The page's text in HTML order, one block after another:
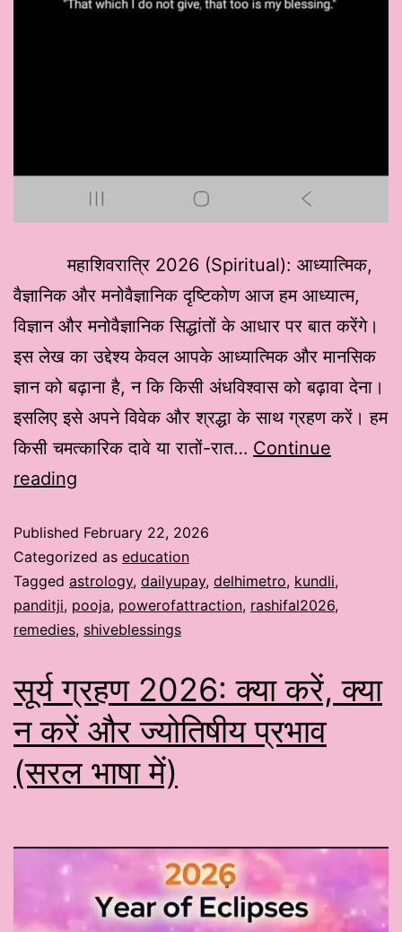
महाशिवरात्रि 2026 (Spiritual): आध्यात्मिक,
वैज्ञानिक और मनोवैज्ञानिक दृष्टिकोण आज हम आध्यात्म,
विज्ञान और मनोवैज्ञानिक सिद्धांतों के आधार पर बात करेंगे।
इस लेख का उद्देश्य केवल आपके आध्यात्मिक और मानसिक
ज्ञान को बढ़ाना है, न कि किसी अंधविश्वास को बढ़ावा देना।
इसलिए इसे अपने विवेक और श्रद्धा के साथ ग्रहण करें। हम
किसी चमत्कारिक दावे या रातों-रात… Continue
reading
Published February 22, 2026
Categorized as education
Tagged astrology, dailyupay, delhimetro, kundli,
panditji, pooja, powerofattraction, rashifal2026,
remedies, shiveblessings
सूर्य ग्रहण 2026: क्या करें, क्या
न करें और ज्योतिषीय प्रभाव
(सरल भाषा में)